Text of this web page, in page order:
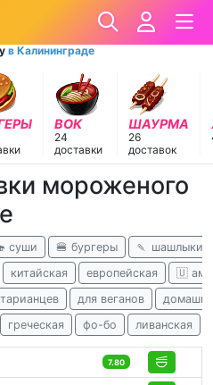
в Калининграде
ВОК
24
доставки
ШАУРМА
26
доставок
мороженого
суши 🍔 бургеры
🍡 шашлыки
китайская европейская
🇺
для веганов
греческая фо-бо ливанская
7.80